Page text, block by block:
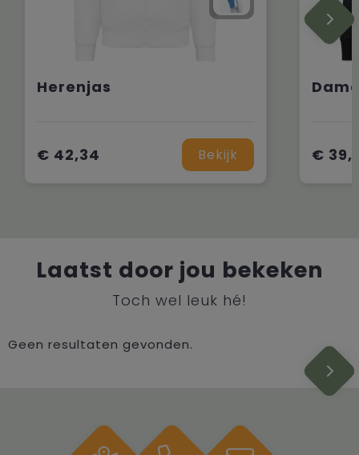
Herenjas
€ 42,34 Bekijk €
Laatst door jou bekeken
Toch wel leuk hé!
Geen resultaten gevonden.